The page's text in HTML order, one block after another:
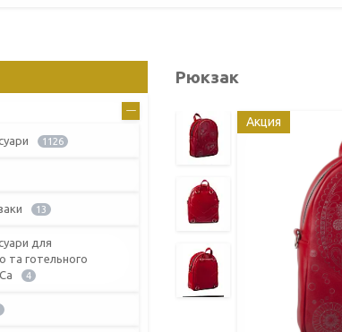
Рюкзак
Акция
1126
13
для
та готельного
4